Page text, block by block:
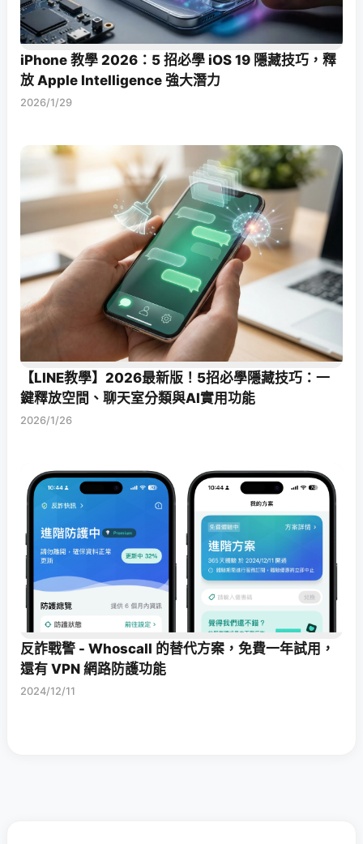
iPhone 教學 2026：5 招必學 iOS 19 隱藏技巧，釋
放 Apple Intelligence 強大潛力
2026/1/29
【LINE教學】2026最新版！5招必學隱藏技巧：一
鍵釋放空間、聊天室分類與AI實用功能
2026/1/26
反詐戰警 - Whoscall 的替代方案，免費一年試用，
還有 VPN 網路防護功能
2024/12/11